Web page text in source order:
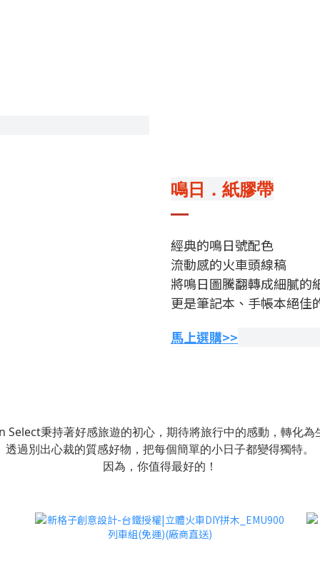
鳴日．紙膠帶
經典的鳴日號配色
流動感的火車頭線稿
將鳴日圖騰翻轉成細膩的
更是筆記本、手帳本絕佳
馬上選購>>
Select秉持著好感旅遊的初心，期待將旅行中的感動，轉化為
透過別出心裁的質感好物，把每個簡單的小日子都變得獨特。
因為，你值得最好的！